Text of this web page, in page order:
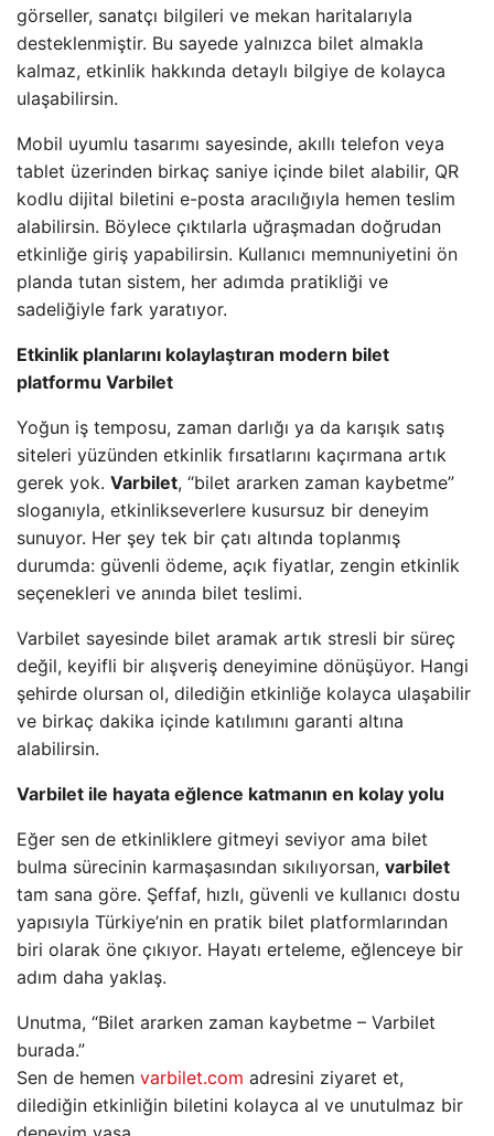
görseller, sanatçı bilgileri ve mekan haritalarıyla
desteklenmiştir. Bu sayede yalnızca bilet almakla
kalmaz, etkinlik hakkında detaylı bilgiye de kolayca
ulaşabilirsin.
Mobil uyumlu tasarımı sayesinde, akıllı telefon veya
tablet üzerinden birkaç saniye içinde bilet alabilir, QR
kodlu dijital biletini e-posta aracılığıyla hemen teslim
alabilirsin. Böylece çıktılarla uğraşmadan doğrudan
etkinliğe giriş yapabilirsin. Kullanıcı memnuniyetini ön
planda tutan sistem, her adımda pratikliği ve
sadeliğiyle fark yaratıyor.
Etkinlik planlarını kolaylaştıran modern bilet
platformu Varbilet
Yoğun iş temposu, zaman darlığı ya da karışık satış
siteleri yüzünden etkinlik fırsatlarını kaçırmana artık
gerek yok. Varbilet, “bilet ararken zaman kaybetme”
sloganıyla, etkinlikseverlere kusursuz bir deneyim
sunuyor. Her şey tek bir çatı altında toplanmış
durumda: güvenli ödeme, açık fiyatlar, zengin etkinlik
seçenekleri ve anında bilet teslimi.
Varbilet sayesinde bilet aramak artık stresli bir süreç
değil, keyifli bir alışveriş deneyimine dönüşüyor. Hangi
şehirde olursan ol, dilediğin etkinliğe kolayca ulaşabilir
ve birkaç dakika içinde katılımını garanti altına
alabilirsin.
Varbilet ile hayata eğlence katmanın en kolay yolu
Eğer sen de etkinliklere gitmeyi seviyor ama bilet
bulma sürecinin karmaşasından sıkılıyorsan, varbilet
tam sana göre. Şeffaf, hızlı, güvenli ve kullanıcı dostu
yapısıyla Türkiye’nin en pratik bilet platformlarından
biri olarak öne çıkıyor. Hayatı erteleme, eğlenceye bir
adım daha yaklaş.
Unutma, “Bilet ararken zaman kaybetme – Varbilet
burada.”
Sen de hemen varbilet.com adresini ziyaret et,
dilediğin etkinliğin biletini kolayca al ve unutulmaz bir